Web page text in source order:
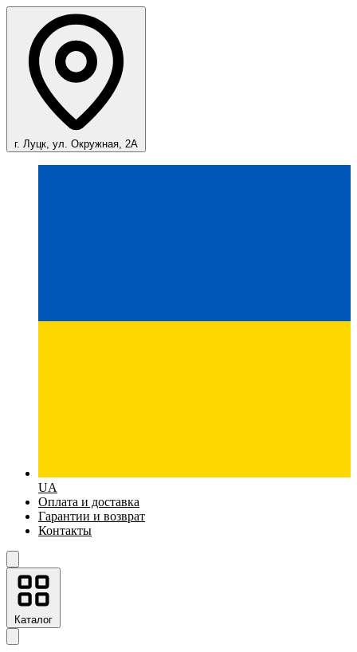
г. Луцк, ул. Окружная, 2А
UA
Оплата и доставка
Гарантии и возврат
Контакты
Каталог